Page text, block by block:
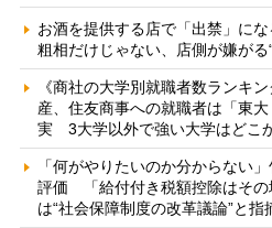
お酒を提供する店で「出禁」に
粗相だけじゃない、店側が嫌がる
《商社の大学別就職者数ランキ
産、住友商事への就職者は「東
実 3大学以外で強い大学はどこ
「何がやりたいのか分からない
評価 「給付付き税額控除はその
は“社会保障制度の改革議論”と指